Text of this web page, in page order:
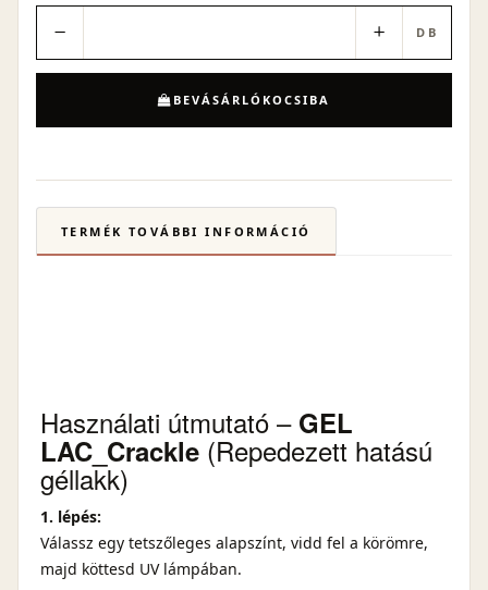
− + DB
BEVÁSÁRLÓKOCSIBA
TERMÉK TOVÁBBI INFORMÁCIÓ
Használati útmutató – GEL
LAC_Crackle (Repedezett hatású
géllakk)
1. lépés:
Válassz egy tetszőleges alapszínt, vidd fel a körömre,
majd köttesd UV lámpában.